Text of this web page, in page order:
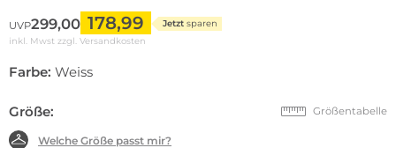
UVP299,00 178,99 Jetzt sparen
inkl. Mwst zzgl. Versandkosten
Farbe: Weiss
Größe: Größentabelle
Welche Größe passt mir?